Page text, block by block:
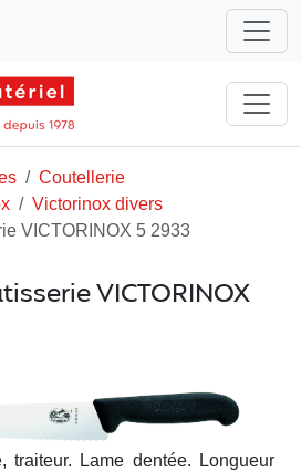
Coutellerie
Victorinox divers
VICTORINOX 5 2933
VICTORINOX
traiteur. Lame dentée. Longueur